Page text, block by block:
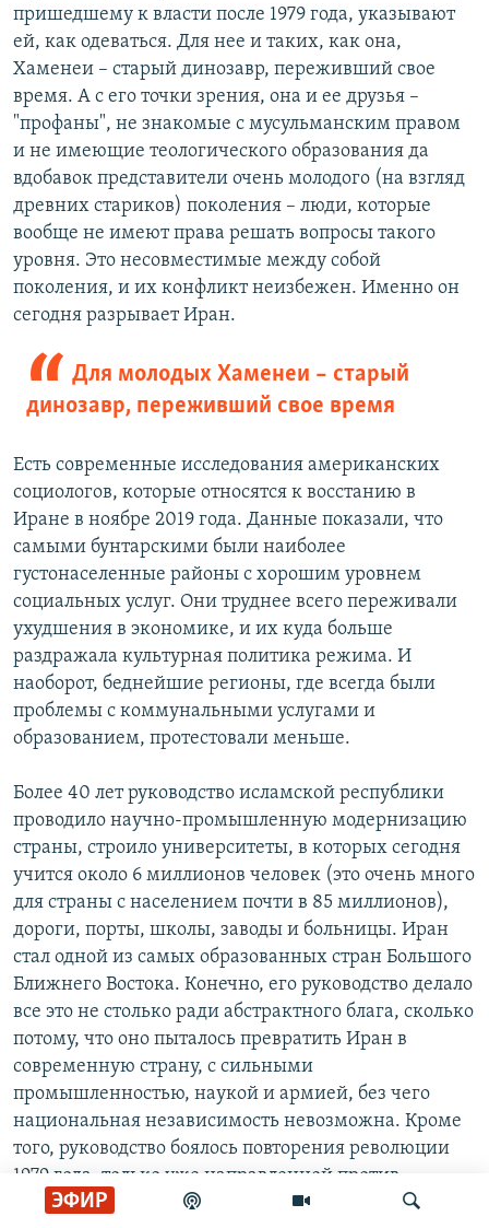
ЭФИР
пришедшему к власти после 1979 года, указывают
ей, как одеваться. Для нее и таких, как она,
Хаменеи – старый динозавр, переживший свое
время. А с его точки зрения, она и ее друзья –
"профаны", не знакомые с мусульманским правом
и не имеющие теологического образования да
вдобавок представители очень молодого (на взгляд
древних стариков) поколения – люди, которые
вообще не имеют права решать вопросы такого
уровня. Это несовместимые между собой
поколения, и их конфликт неизбежен. Именно он
сегодня разрывает Иран.
Для молодых Хаменеи – старый
динозавр, переживший свое время
Есть современные исследования американских
социологов, которые относятся к восстанию в
Иране в ноябре 2019 года. Данные показали, что
самыми бунтарскими были наиболее
густонаселенные районы с хорошим уровнем
социальных услуг. Они труднее всего переживали
ухудшения в экономике, и их куда больше
раздражала культурная политика режима. И
наоборот, беднейшие регионы, где всегда были
проблемы с коммунальными услугами и
образованием, протестовали меньше.
Более 40 лет руководство исламской республики
проводило научно-промышленную модернизацию
страны, строило университеты, в которых сегодня
учится около 6 миллионов человек (это очень много
для страны с населением почти в 85 миллионов),
дороги, порты, школы, заводы и больницы. Иран
стал одной из самых образованных стран Большого
Ближнего Востока. Конечно, его руководство делало
все это не столько ради абстрактного блага, сколько
потому, что оно пыталось превратить Иран в
современную страну, с сильными
промышленностью, наукой и армией, без чего
национальная независимость невозможна. Кроме
того, руководство боялось повторения революции
1979 года, только уже направленной против
духовенства, поэтому оно развивало социальные